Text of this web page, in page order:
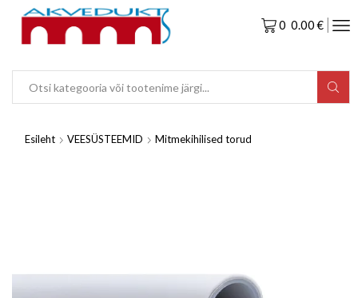
0 0.00€
Esileht VEESÜSTEEMID Mitmekihilised torud